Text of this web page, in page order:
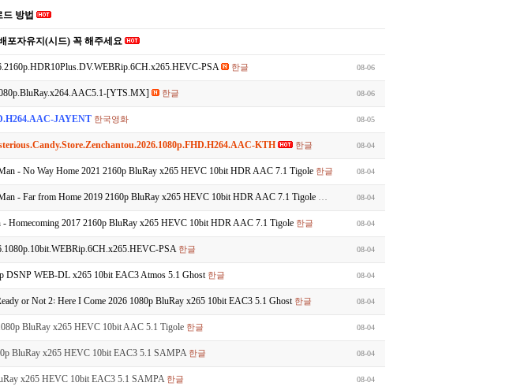
방법
포자유지(시드) 꼭 해주세요
PSA 한글 08-06
[YTS.MX] 한글 08-06
JAYENT 한국영화 08-05
KTH 한글 08-04
- No Way Home 2021 2160p BluRay x265 HEVC 10bit HDR AAC 7.1 Tigole 한글 08-04
- Far from Home 2019 2160p BluRay x265 HEVC 10bit HDR AAC 7.1 Tigole 08-04
Homecoming 2017 2160p BluRay x265 HEVC 10bit HDR AAC 7.1 Tigole 한글 08-04
PSA 한글 08-04
DSNP WEB-DL x265 10bit EAC3 Atmos 5.1 Ghost 한글 08-04
or Not 2꞉ Here I Come 2026 1080p BluRay x265 10bit EAC3 5.1 Ghost 한글 08-04
BluRay x265 HEVC 10bit AAC 5.1 Tigole 한글 08-04
BluRay x265 HEVC 10bit EAC3 5.1 SAMPA 한글 08-04
x265 HEVC 10bit EAC3 5.1 SAMPA 한글 08-04